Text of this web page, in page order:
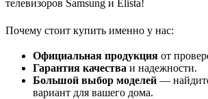
телевизоров Samsung и Elista!
Почему стоит купить именно у нас:
Официальная продукция от
Гарантия качества и надежности.
Большой выбор моделей —
вариант для вашего дома.